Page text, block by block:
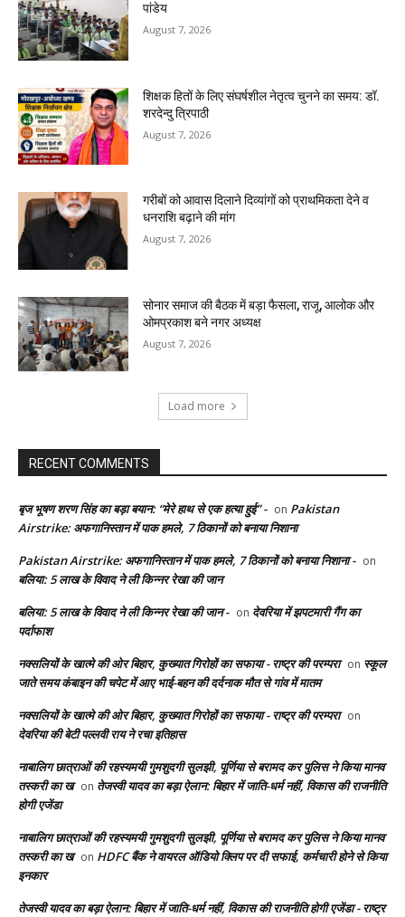
पांडेय
August 7, 2026
शिक्षक हितों के लिए संघर्षशील नेतृत्व चुनने का समय: डॉ.
शरदेन्दु त्रिपाठी
August 7, 2026
गरीबों को आवास दिलाने दिव्यांगों को प्राथमिकता देने व
धनराशि बढ़ाने की मांग
August 7, 2026
सोनार समाज की बैठक में बड़ा फैसला, राजू, आलोक और
ओमप्रकाश बने नगर अध्यक्ष
August 7, 2026
Load more
RECENT COMMENTS
बृज भूषण शरण सिंह का बड़ा बयान: “मेरे हाथ से एक हत्या हुई” - on Pakistan
Airstrike: अफगानिस्तान में पाक हमले, 7 ठिकानों को बनाया निशाना
Pakistan Airstrike: अफगानिस्तान में पाक हमले, 7 ठिकानों को बनाया निशाना - on
बलिया: 5 लाख के विवाद ने ली किन्नर रेखा की जान
बलिया: 5 लाख के विवाद ने ली किन्नर रेखा की जान - on देवरिया में झपटमारी गैंग का
पर्दाफाश
नक्सलियों के खात्मे की ओर बिहार, कुख्यात गिरोहों का सफाया - राष्ट्र की परम्परा on स्कूल
जाते समय कंबाइन की चपेट में आए भाई-बहन की दर्दनाक मौत से गांव में मातम
नक्सलियों के खात्मे की ओर बिहार, कुख्यात गिरोहों का सफाया - राष्ट्र की परम्परा on
देवरिया की बेटी पल्लवी राय ने रचा इतिहास
नाबालिग छात्राओं की रहस्यमयी गुमशुदगी सुलझी, पूर्णिया से बरामद कर पुलिस ने किया मानव
तस्करी का ख on तेजस्वी यादव का बड़ा ऐलान: बिहार में जाति-धर्म नहीं, विकास की राजनीति
होगी एजेंडा
नाबालिग छात्राओं की रहस्यमयी गुमशुदगी सुलझी, पूर्णिया से बरामद कर पुलिस ने किया मानव
तस्करी का ख on HDFC बैंक ने वायरल ऑडियो क्लिप पर दी सफाई, कर्मचारी होने से किया
इनकार
तेजस्वी यादव का बड़ा ऐलान: बिहार में जाति-धर्म नहीं, विकास की राजनीति होगी एजेंडा - राष्ट्र